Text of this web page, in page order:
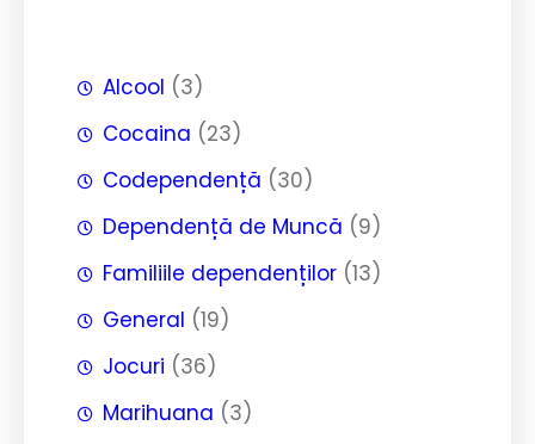
Alcool (3)
Cocaina (23)
Codependență (30)
Dependență de Muncă (9)
Familiile dependenților (13)
General (19)
Jocuri (36)
Marihuana (3)